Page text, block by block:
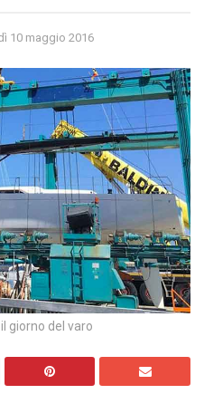
10 maggio 2016
giorno del varo